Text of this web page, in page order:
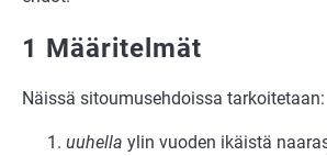
1 Määritelmät
Näissä sitoumusehdoissa tarkoitetaan:
uuhella ylin vuoden ikäistä